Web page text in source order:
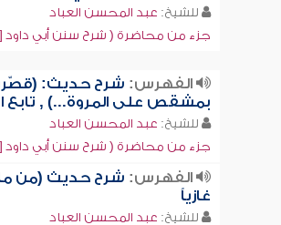
للشيخ: عبد المحسن العباد
جزء من محاضرة ( شرح سنن أبي داود
الفهرس: شرح حديث:
بمشقص على المروة...) , تابع
للشيخ: عبد المحسن العباد
جزء من محاضرة ( شرح سنن أبي داود
الفهرس: شرح حديث (من
غازياً
للشيخ: عبد المحسن العباد